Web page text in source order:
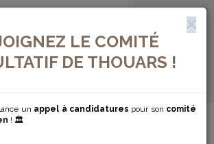
LE COMITÉ
DE THOUARS !
un appel à candidatures pour son comité
! 🏛️
MENU DE NAVIGATION...